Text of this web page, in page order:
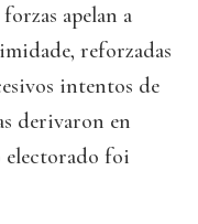
apelan a
reforzadas
intentos de
derivaron en
electorado foi